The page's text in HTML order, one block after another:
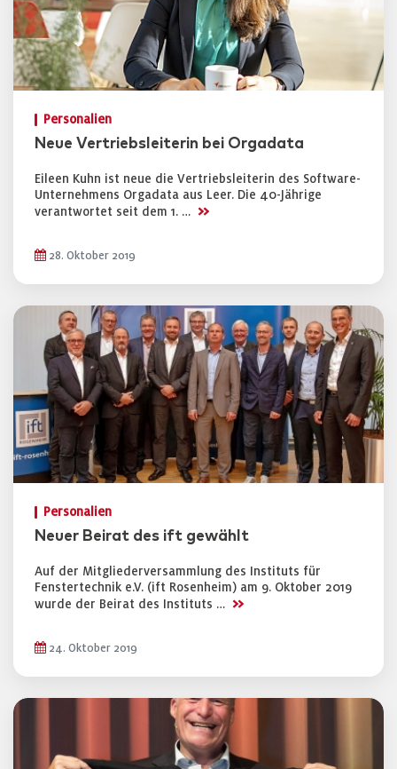
Personalien
Neue Vertriebsleiterin bei Orgadata
Eileen Kuhn ist neue die Vertriebsleiterin des Software-
Unternehmens Orgadata aus Leer. Die 40-Jährige
verantwortet seit dem 1. … >>
28. Oktober 2019
Personalien
Neuer Beirat des ift gewählt
Auf der Mitgliederversammlung des Instituts für
Fenstertechnik e.V. (ift Rosenheim) am 9. Oktober 2019
wurde der Beirat des Instituts … >>
24. Oktober 2019